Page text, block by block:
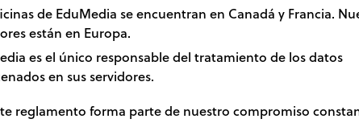
de EduMedia se encuentran en Canadá y Francia.
están en Europa.
es el único responsable del tratamiento de los datos
en sus servidores.
reglamento forma parte de nuestro compromiso